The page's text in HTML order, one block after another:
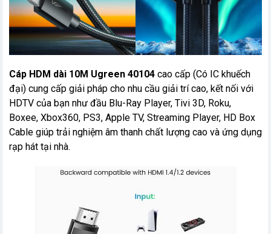
Cáp HDM dài 10M Ugreen 40104 cao cấp (Có IC khuếch
đại) cung cấp giải pháp cho nhu cầu giải trí cao, kết nối với
HDTV của bạn như đầu Blu-Ray Player, Tivi 3D, Roku,
Boxee, Xbox360, PS3, Apple TV, Streaming Player, HD Box
Cable giúp trải nghiệm âm thanh chất lượng cao và ứng dụng
rạp hát tại nhà.